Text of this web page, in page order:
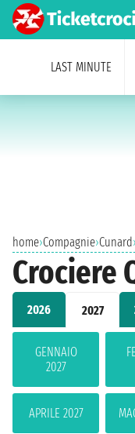
LAST MINUTE
home›Compagnie›Cunard›
Crociere
2026 2027
GENNAIO
2027
APRILE 2027